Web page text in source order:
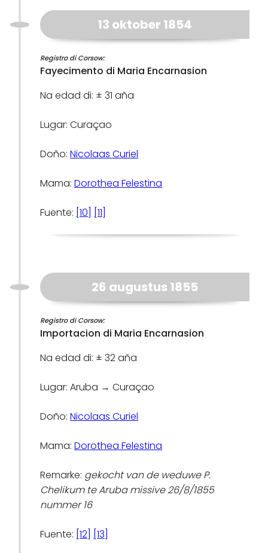
13 oktober 1854
Registro di Corsow:
Fayecimento di Maria Encarnasion
Na edad di: ± 31 aña
Lugar: Curaçao
Doño:Nicolaas Curiel
Mama:Dorothea Felestina
Fuente: [10] [11]
26 augustus 1855
Registro di Corsow:
Importacion di Maria Encarnasion
Na edad di: ± 32 aña
Lugar: Aruba → Curaçao
Doño:Nicolaas Curiel
Mama:Dorothea Felestina
Remarke: gekocht van de weduwe P.
Chelikum te Aruba missive 26/8/1855
nummer 16
Fuente: [12] [13]